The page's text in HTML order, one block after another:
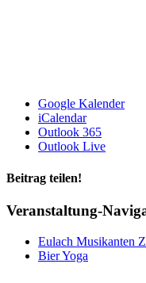
Google Kalender
iCalendar
Outlook 365
Outlook Live
Beitrag teilen!
Facebook
LinkedIn
WhatsApp
E-
Veranstaltung-
Eulach Musikanten
Bier Yoga